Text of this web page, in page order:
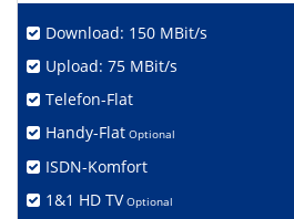
Download: 150 MBit/s
Upload: 75 MBit/s
Telefon-Flat
Handy-Flat Optional
ISDN-Komfort
1&1 HD TV Optional